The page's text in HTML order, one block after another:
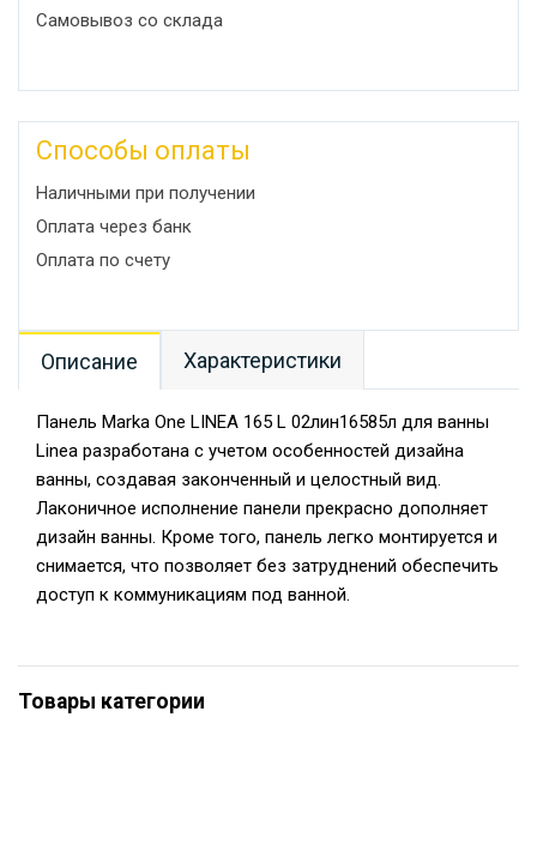
Самовывоз со склада
Способы оплаты
Наличными при получении
Оплата через банк
Оплата по счету
Описание Характеристики
Панель Marka One LINEA 165 L 02лин16585л для ванны
Linea разработана с учетом особенностей дизайна
ванны, создавая законченный и целостный вид.
Лаконичное исполнение панели прекрасно дополняет
дизайн ванны. Кроме того, панель легко монтируется и
снимается, что позволяет без затруднений обеспечить
доступ к коммуникациям под ванной.
Товары категории